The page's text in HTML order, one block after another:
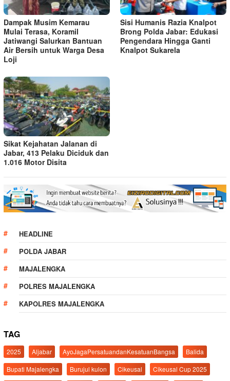
Dampak Musim Kemarau
Mulai Terasa, Koramil
Jatiwangi Salurkan Bantuan
Air Bersih untuk Warga Desa
Loji
Sisi Humanis Razia Knalpot
Brong Polda Jabar: Edukasi
Pengendara Hingga Ganti
Knalpot Sukarela
Sikat Kejahatan Jalanan di
Jabar, 413 Pelaku Diciduk dan
1.016 Motor Disita
HEADLINE
POLDA JABAR
MAJALENGKA
POLRES MAJALENGKA
KAPOLRES MAJALENGKA
TAG
2025 Aljabar AyoJagaPersatuandanKesatuanBangsa
Balida
Bupati Majalengka
Burujul kulon Cikeusal
Cikeusal Cup 2025